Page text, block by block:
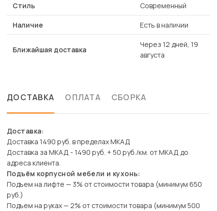
Стиль Современный
Наличие Есть в наличии
Ближайшая доставка
Через 12 дней, 19
августа
ДОСТАВКА ОПЛАТА СБОРКА
Доставка:
Доставка 1490 руб. в пределах МКАД
Доставка за МКАД - 1490 руб. + 50 руб./км. от МКАД до
адреса клиента.
Подъём корпусной мебели и кухонь:
Подъем на лифте — 3% от стоимости товара (минимум 650
руб.)
Подъем на руках — 2% от стоимости товара (минимум 500